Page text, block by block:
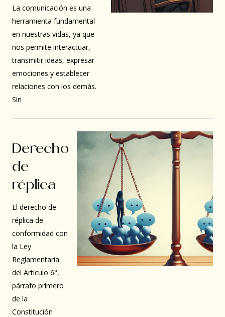
La comunicación es una
herramienta fundamental
en nuestras vidas, ya que
nos permite interactuar,
transmitir ideas, expresar
emociones y establecer
relaciones con los demás.
Sin
Derecho
de
réplica
El derecho de
réplica de
conformidad con
la Ley
Reglamentaria
del Artículo 6°,
párrafo primero
de la
Constitución